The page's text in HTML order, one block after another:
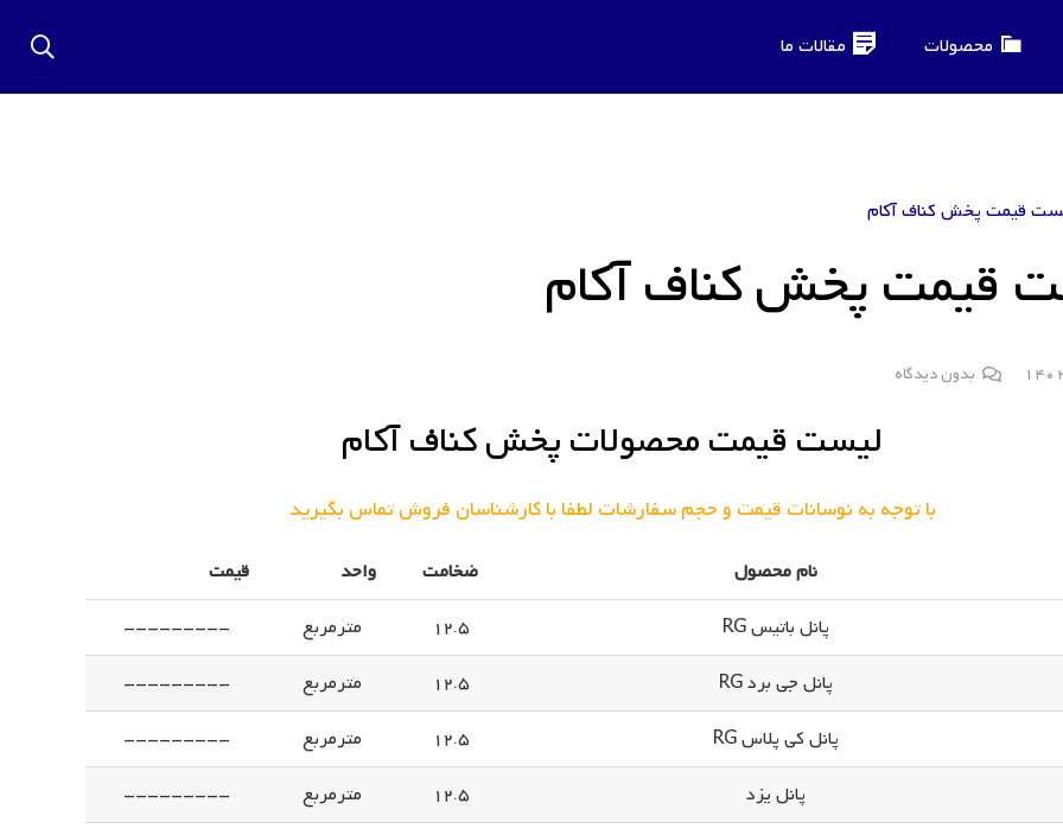
محصولات مقالات ما
قیمت پخش کناف آکام
قیمت پخش کناف آکام
بدون دیدگاه
لیست قیمت محصولات پخش کناف آکام
با توجه به نوسانات قیمت و حجم سفارشات لطفا با کارشناسان فروش تماس بگیرید
نام محصول ضخامت واحد
قیمت
پانل باتیس RG 12.5 مترمربع
---------
پانل جی برد RG 12.5 مترمربع
---------
پانل کی پلاس RG 12.5 مترمربع
---------
پانل یزد 12.5 مترمربع
---------